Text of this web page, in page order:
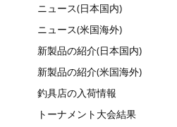
ニュース(日本国内)
ニュース(米国海外)
新製品の紹介(日本国内)
新製品の紹介(米国海外)
釣具店の入荷情報
トーナメント大会結果